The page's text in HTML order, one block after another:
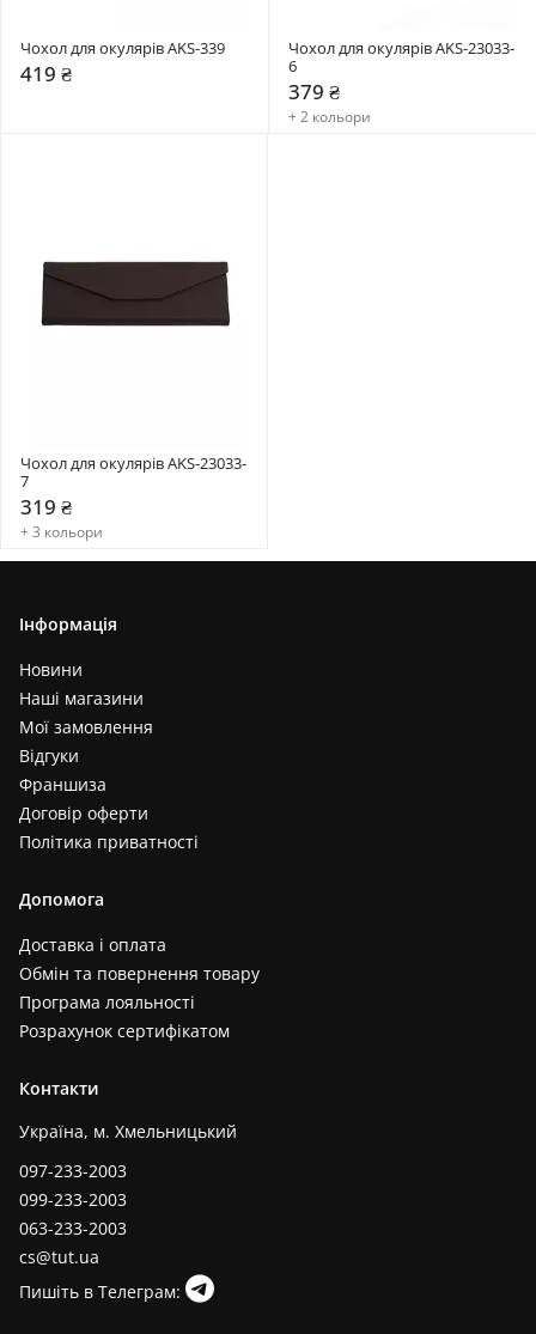
Чохол для окулярів AKS-339
419 ₴
Чохол для окулярів AKS-23033-
6
379 ₴
+ 2 кольори
Чохол для окулярів AKS-23033-
7
319 ₴
+ 3 кольори
Інформація
Новини
Наші магазини
Мої замовлення
Відгуки
Франшиза
Договір оферти
Політика приватності
Допомога
Доставка і оплата
Обмін та повернення товару
Програма лояльності
Розрахунок сертифікатом
Контакти
Україна, м. Хмельницький
097-233-2003
099-233-2003
063-233-2003
cs@tut.ua
Пишіть в Телеграм: